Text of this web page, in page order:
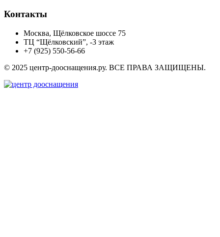
Контакты
Москва, Щёлковское шоссе 75
ТЦ “Щёлковский”, -3 этаж
+7 (925) 550-56-66
© 2025 центр-дооснащения.ру. ВСЕ ПРАВА ЗАЩИЩЕНЫ.